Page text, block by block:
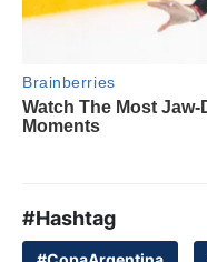
#Hashtag